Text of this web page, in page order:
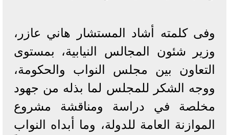
وفى كلمته أشاد المستشار هاني عازر،
وزير شئون المجالس النيابية، بمستوى
التعاون بين مجلس النواب والحكومة،
ووجه الشكر للمجلس لما بذله من جهود
مخلصة في دراسة ومناقشة مشروع
الموازنة العامة للدولة، وما أبداه النواب